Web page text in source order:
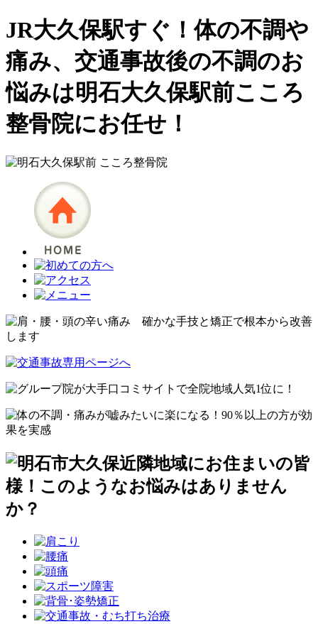
JR大久保駅すぐ！体の不調や
痛み、交通事故後の不調のお
悩みは明石大久保駅前こころ
整骨院にお任せ！